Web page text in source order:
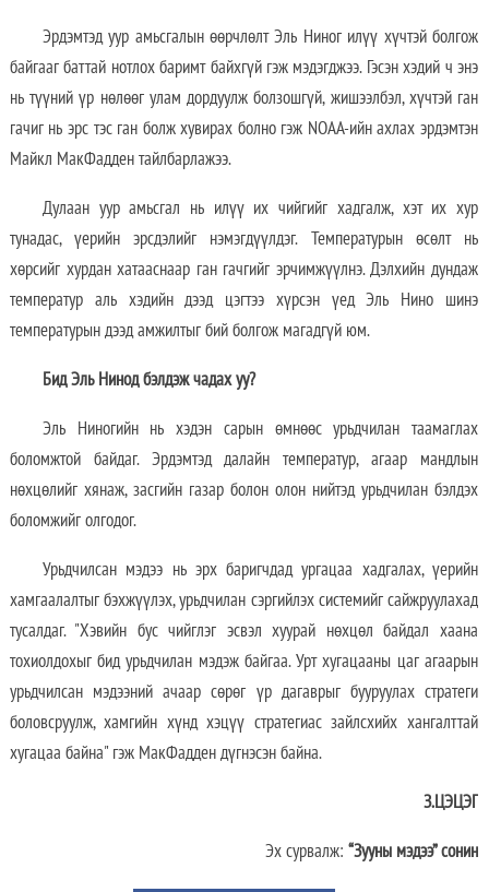
Эрдэмтэд уур амьсгалын өөрчлөлт Эль Ниног илүү хүчтэй болгож
байгааг баттай нотлох баримт байхгүй гэж мэдэгджээ. Гэсэн хэдий ч энэ
нь түүний үр нөлөөг улам дордуулж болзошгүй, жишээлбэл, хүчтэй ган
гачиг нь эрс тэс ган болж хувирах болно гэж NOAA-ийн ахлах эрдэмтэн
Майкл МакФадден тайлбарлажээ.
Дулаан уур амьсгал нь илүү их чийгийг хадгалж, хэт их хур
тунадас, үерийн эрсдэлийг нэмэгдүүлдэг. Температурын өсөлт нь
хөрсийг хурдан хатааснаар ган гачгийг эрчимжүүлнэ. Дэлхийн дундаж
температур аль хэдийн дээд цэгтээ хүрсэн үед Эль Нино шинэ
температурын дээд амжилтыг бий болгож магадгүй юм.
Бид Эль Нинод бэлдэж чадах уу?
Эль Ниногийн нь хэдэн сарын өмнөөс урьдчилан таамаглах
боломжтой байдаг. Эрдэмтэд далайн температур, агаар мандлын
нөхцөлийг хянаж, засгийн газар болон олон нийтэд урьдчилан бэлдэх
боломжийг олгодог.
Урьдчилсан мэдээ нь эрх баригчдад ургацаа хадгалах, үерийн
хамгаалалтыг бэхжүүлэх, урьдчилан сэргийлэх системийг сайжруулахад
тусалдаг. "Хэвийн бус чийглэг эсвэл хуурай нөхцөл байдал хаана
тохиолдохыг бид урьдчилан мэдэж байгаа. Урт хугацааны цаг агаарын
урьдчилсан мэдээний ачаар сөрөг үр дагаврыг бууруулах стратеги
боловсруулж, хамгийн хүнд хэцүү стратегиас зайлсхийх хангалттай
хугацаа байна" гэж МакФадден дүгнэсэн байна.
З.ЦЭЦЭГ
Эх сурвалж: “Зууны мэдээ” сонин